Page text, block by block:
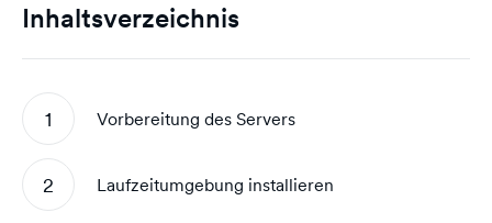
Inhaltsverzeichnis
Vorbereitung des Servers
Laufzeitumgebung installieren